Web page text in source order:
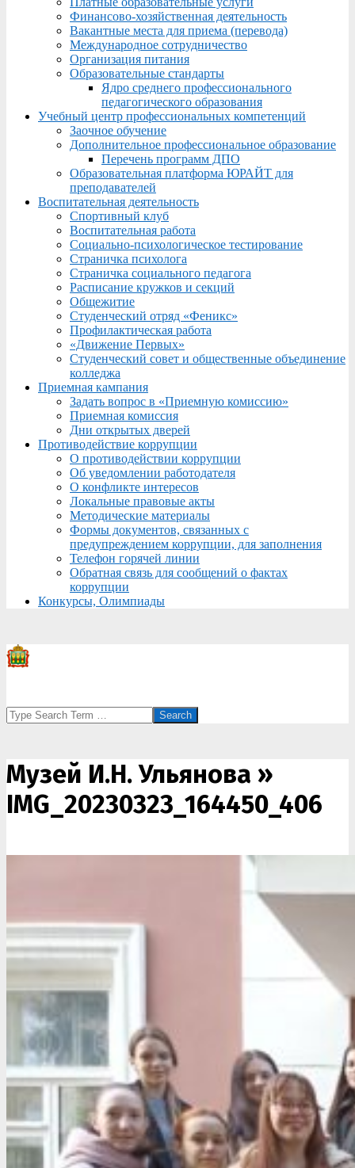
Финансово-хозяйственная деятельность
Вакантные места для приема (перевода)
Международное сотрудничество
Организация питания
Образовательные стандарты
Ядро среднего профессионального
педагогического образования
Учебный центр профессиональных компетенций
Заочное обучение
Дополнительное профессиональное образование
Перечень программ ДПО
Образовательная платформа ЮРАЙТ для
преподавателей
Воспитательная деятельность
Спортивный клуб
Воспитательная работа
Социально-психологическое тестирование
Страничка психолога
Страничка социального педагога
Расписание кружков и секций
Общежитие
Студенческий отряд «Феникс»
Профилактическая работа
«Движение Первых»
Студенческий совет и общественные объединение
колледжа
Приемная кампания
Задать вопрос в «Приемную комиссию»
Приемная комиссия
Дни открытых дверей
Противодействие коррупции
О противодействии коррупции
Об уведомлении работодателя
О конфликте интересов
Локальные правовые акты
Методические материалы
Формы документов, связанных с
предупреждением коррупции, для заполнения
Телефон горячей линии
Обратная связь для сообщений о фактах
коррупции
Конкурсы, Олимпиады
Search
Музей И.Н. Ульянова »
IMG_20230323_164450_406